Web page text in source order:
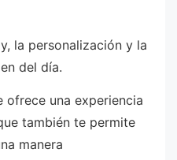
la personalización y la
del día.
ofrece una experiencia
también te permite
manera